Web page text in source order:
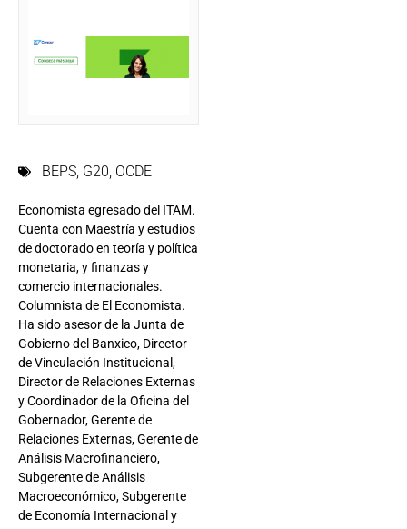
BEPS, G20, OCDE
Economista egresado del ITAM.
Cuenta con Maestría y estudios
de doctorado en teoría y política
monetaria, y finanzas y
comercio internacionales.
Columnista de El Economista.
Ha sido asesor de la Junta de
Gobierno del Banxico, Director
de Vinculación Institucional,
Director de Relaciones Externas
y Coordinador de la Oficina del
Gobernador, Gerente de
Relaciones Externas, Gerente de
Análisis Macrofinanciero,
Subgerente de Análisis
Macroeconómico, Subgerente
de Economía Internacional y